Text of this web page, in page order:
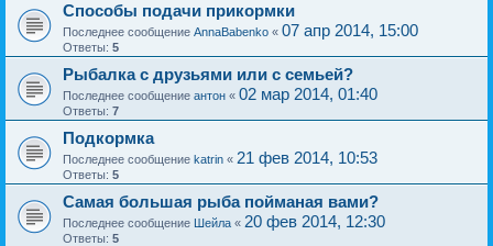
Способы подачи прикормки
Последнее сообщение AnnaBabenko « 07 апр 2014, 15:00
Ответы: 5
Рыбалка с друзьями или с семьей?
Последнее сообщение антон « 02 мар 2014, 01:40
Ответы: 7
Подкормка
Последнее сообщение katrin « 21 фев 2014, 10:53
Ответы: 5
Самая большая рыба пойманая вами?
Последнее сообщение Шейла « 20 фев 2014, 12:30
Ответы: 5